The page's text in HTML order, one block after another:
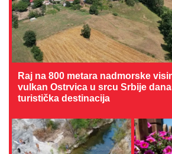
Raj na 800 metara nadmorske
vulkan Ostrvica u srcu Srbije
turistička destinacija